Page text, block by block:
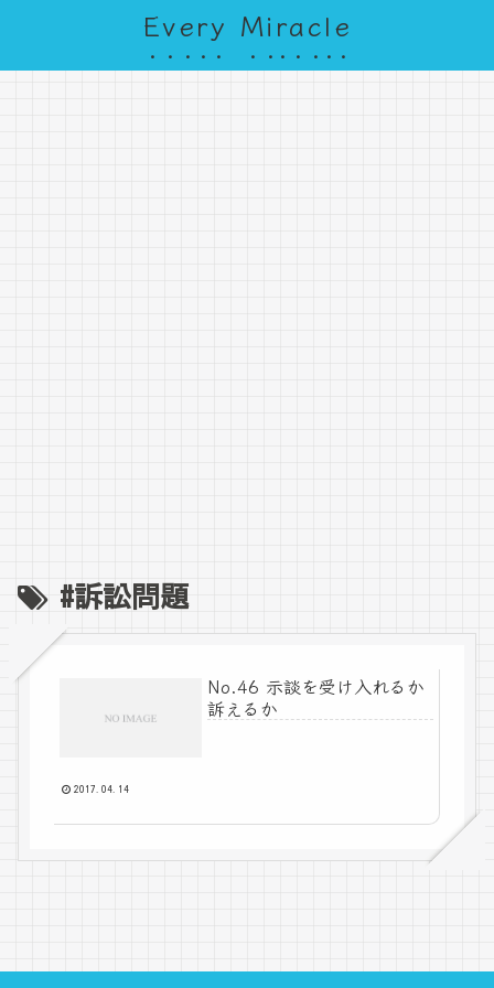
Every Miracle
#訴訟問題
No.46 示談を受け入れるか
訴えるか
2017.04.14